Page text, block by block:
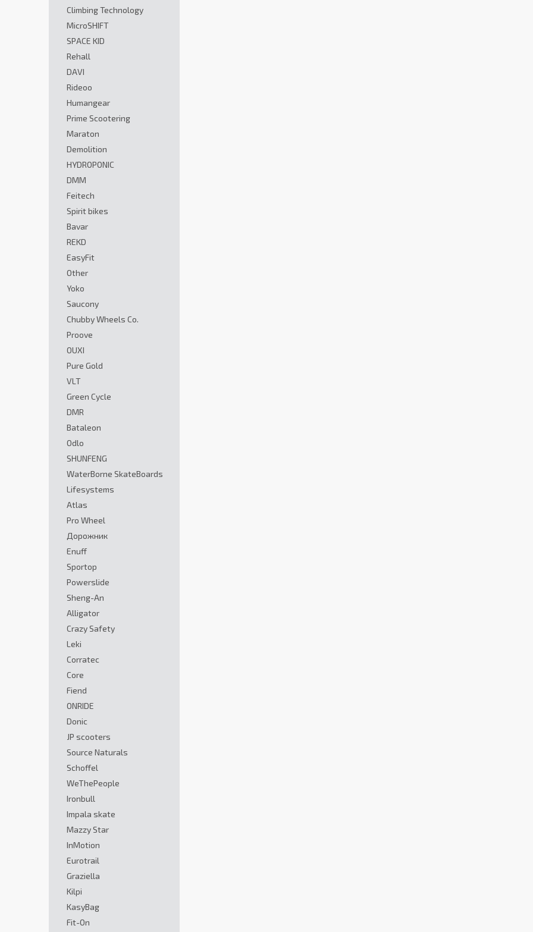
Climbing Technology
MicroSHIFT
SPACE KID
Rehall
DAVI
Rideoo
Humangear
Prime Scootering
Maraton
Demolition
HYDROPONIC
DMM
Feitech
Spirit bikes
Bavar
REKD
EasyFit
Other
Yoko
Saucony
Chubby Wheels Co.
Proove
OUXI
Pure Gold
VLT
Green Cycle
DMR
Bataleon
Odlo
SHUNFENG
WaterBorne SkateBoards
Lifesystems
Atlas
Pro Wheel
Дорожник
Enuff
Sportop
Powerslide
Sheng-An
Alligator
Crazy Safety
Leki
Corratec
Core
Fiend
ONRIDE
Donic
JP scooters
Source Naturals
Schoffel
WeThePeople
Ironbull
Impala skate
Mazzy Star
InMotion
Eurotrail
Graziella
Kilpi
KasyBag
Fit-On